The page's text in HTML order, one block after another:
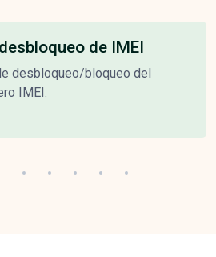
de IMEI
desbloqueo/bloqueo del
IMEI.